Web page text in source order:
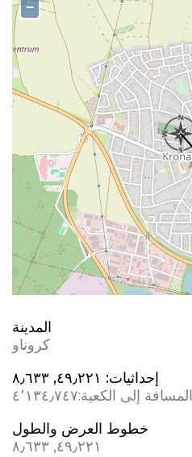
−
المدينة
کروناو
إحداثيات: ٤٩٫٢٢١, ٨٫٦٣٣
المسافة إلى الكعبة:٤٬١٣٤٫٧٤٧
خطوط العرض والطول
٤٩٫٢٢١, ٨٫٦٣٣